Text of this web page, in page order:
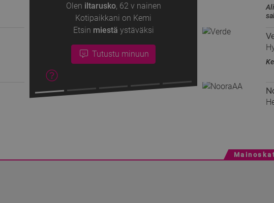
Olen iltarusko, 62 v nainen
Kotipaikkani on Kemi
Etsin miestä ystäväksi
Tutustu minuun